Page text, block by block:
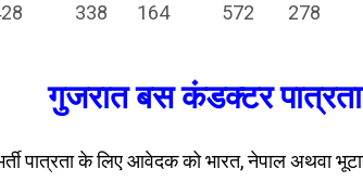
338 164 572 278
गुजरात बस कंडक्टर पात्रता
पात्रता के लिए आवेदक को भारत, नेपाल अथवा भूटान